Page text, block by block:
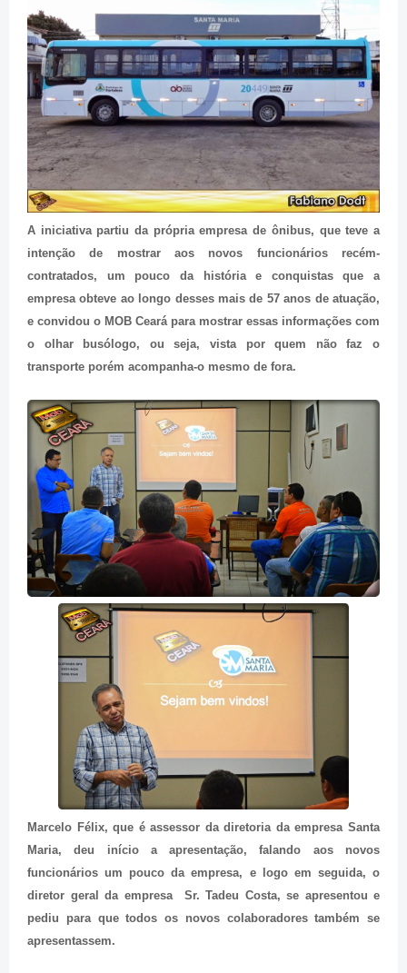
A iniciativa partiu da própria empresa de ônibus, que teve a
intenção de mostrar aos novos funcionários recém-
contratados, um pouco da história e conquistas que a
empresa obteve ao longo desses mais de 57 anos de atuação,
e convidou o MOB Ceará para mostrar essas informações com
o olhar busólogo, ou seja, vista por quem não faz o
transporte porém acompanha-o mesmo de fora.
Marcelo Félix, que é assessor da diretoria da empresa Santa
Maria, deu início a apresentação, falando aos novos
funcionários um pouco da empresa, e logo em seguida, o
diretor geral da empresa Sr. Tadeu Costa, se apresentou e
pediu para que todos os novos colaboradores também se
apresentassem.